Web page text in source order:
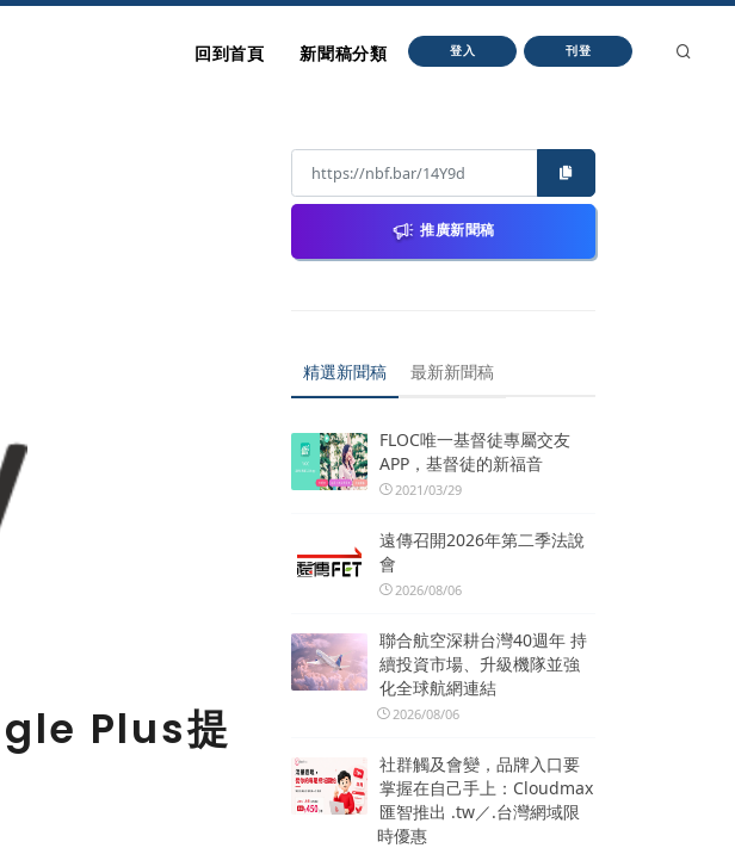
回到首頁 新聞稿分類 登入 刊登
Plus提
推廣新聞稿
精選新聞稿 最新新聞稿
FLOC唯一基督徒專屬交友
APP，基督徒的新福音
2021/03/29
遠傳召開2026年第二季法說
會
2026/08/06
聯合航空深耕台灣40週年 持
續投資市場、升級機隊並強
化全球航網連結
2026/08/06
社群觸及會變，品牌入口要
掌握在自己手上：Cloudmax
匯智推出 .tw／.台灣網域限
時優惠